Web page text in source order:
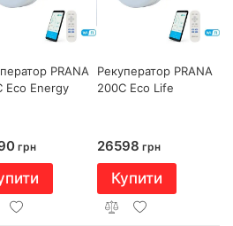
PRANA
Eco Energy
грн
Рекуператор PRANA
200С Eco Life
26598 грн
Купити